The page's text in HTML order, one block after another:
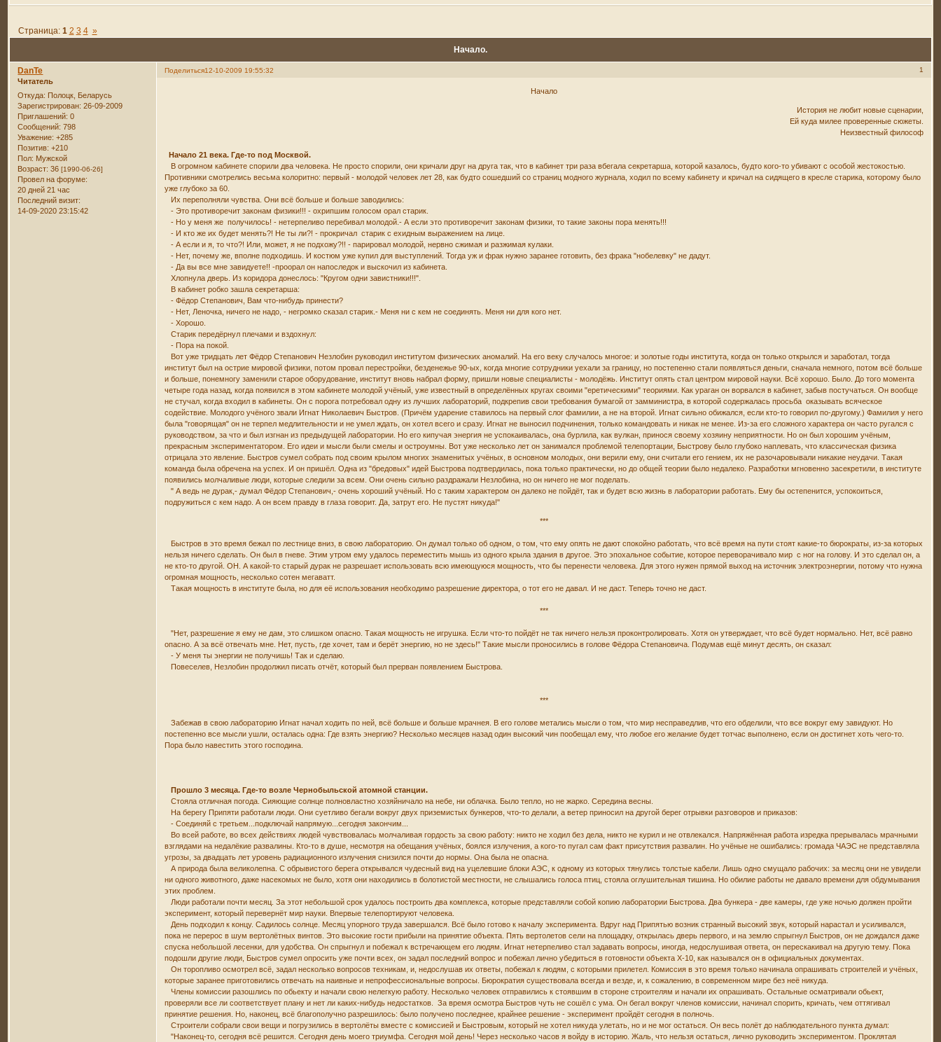
Начало.
Страница: 1 2 3 4 »
Поделиться 1
12-10-2009 19:55:32
DanTe
Читатель
Откуда: Полоцк, Беларусь
Зарегистрирован: 26-09-2009
Приглашений: 0
Сообщений: 798
Уважение: +285
Позитив: +210
Пол: Мужской
Возраст: 36[1990-06-26]
Провел на форуме:
20 дней 21 час
Последний визит:
14-09-2020 23:15:42
Начало
История не любит новые сценарии,
Ей куда милее проверенные сюжеты.
Неизвестный философ
Начало 21 века. Где-то под Москвой.
В огромном кабинете спорили два человека. Не просто спорили, они кричали друг на друга так, что в кабинет три раза вбегала секретарша, которой казалось, будто кого-то убивают с особой жестокостью.
Противники смотрелись весьма колоритно: первый - молодой человек лет 28, как будто сошедший со страниц модного журнала, ходил по всему кабинету и кричал на сидящего в кресле старика, которому было
уже глубоко за 60.
Их переполняли чувства. Они всё больше и больше заводились:
- Это противоречит законам физики!!! - охрипшим голосом орал старик.
- Но у меня же получилось! - нетерпеливо перебивал молодой.- А если это противоречит законам физики, то такие законы пора менять!!!
- И кто же их будет менять?! Не ты ли?! - прокричал старик с ехидным выражением на лице.
- А если и я, то что?! Или, может, я не подхожу?!! - парировал молодой, нервно сжимая и разжимая кулаки.
- Нет, почему же, вполне подходишь. И костюм уже купил для выступлений. Тогда уж и фрак нужно заранее готовить, без фрака "нобелевку" не дадут.
- Да вы все мне завидуете!! -проорал он напоследок и выскочил из кабинета.
Хлопнула дверь. Из коридора донеслось: "Кругом одни завистники!!!".
В кабинет робко зашла секретарша:
- Фёдор Степанович, Вам что-нибудь принести?
- Нет, Леночка, ничего не надо, - негромко сказал старик.- Меня ни с кем не соединять. Меня ни для кого нет.
- Хорошо.
Старик передёрнул плечами и вздохнул:
- Пора на покой.
Вот уже тридцать лет Фёдор Степанович Незлобин руководил институтом физических аномалий. На его веку случалось многое: и золотые годы института, когда он только открылся и заработал, тогда
институт был на острие мировой физики, потом провал перестройки, безденежье 90-ых, когда многие сотрудники уехали за границу, но постепенно стали появляться деньги, сначала немного, потом всё больше
и больше, понемногу заменили старое оборудование, институт вновь набрал форму, пришли новые специалисты - молодёжь. Институт опять стал центром мировой науки. Всё хорошо. Было. До того момента
четыре года назад, когда появился в этом кабинете молодой учёный, уже известный в определённых кругах своими "еретическими" теориями. Как ураган он ворвался в кабинет, забыв постучаться. Он вообще
не стучал, когда входил в кабинеты. Он с порога потребовал одну из лучших лабораторий, подкрепив свои требования бумагой от замминистра, в которой содержалась просьба оказывать всяческое
содействие. Молодого учёного звали Игнат Николаевич Быстров. (Причём ударение ставилось на первый слог фамилии, а не на второй. Игнат сильно обижался, если кто-то говорил по-другому.) Фамилия у него
была "говорящая" он не терпел медлительности и не умел ждать, он хотел всего и сразу. Игнат не выносил подчинения, только командовать и никак не менее. Из-за его сложного характера он часто ругался с
руководством, за что и был изгнан из предыдущей лаборатории. Но его кипучая энергия не успокаивалась, она бурлила, как вулкан, принося своему хозяину неприятности. Но он был хорошим учёным,
прекрасным экспериментатором. Его идеи и мысли были смелы и остроумны. Вот уже несколько лет он занимался проблемой телепортации, Быстрову было глубоко наплевать, что классическая физика
отрицала это явление. Быстров сумел собрать под своим крылом многих знаменитых учёных, в основном молодых, они верили ему, они считали его гением, их не разочаровывали никакие неудачи. Такая
команда была обречена на успех. И он пришёл. Одна из "бредовых" идей Быстрова подтвердилась, пока только практически, но до общей теории было недалеко. Разработки мгновенно засекретили, в институте
появились молчаливые люди, которые следили за всем. Они очень сильно раздражали Незлобина, но он ничего не мог поделать.
" А ведь не дурак,- думал Фёдор Степанович,- очень хороший учёный. Но с таким характером он далеко не пойдёт, так и будет всю жизнь в лаборатории работать. Ему бы остепенится, успокоиться,
подружиться с кем надо. А он всем правду в глаза говорит. Да, затрут его. Не пустят никуда!"
***
Быстров в это время бежал по лестнице вниз, в свою лабораторию. Он думал только об одном, о том, что ему опять не дают спокойно работать, что всё время на пути стоят какие-то бюрократы, из-за которых
нельзя ничего сделать. Он был в гневе. Этим утром ему удалось переместить мышь из одного крыла здания в другое. Это эпохальное событие, которое переворачивало мир с ног на голову. И это сделал он, а
не кто-то другой. ОН. А какой-то старый дурак не разрешает использовать всю имеющуюся мощность, что бы перенести человека. Для этого нужен прямой выход на источник электроэнергии, потому что нужна
огромная мощность, несколько сотен мегаватт.
Такая мощность в институте была, но для её использования необходимо разрешение директора, о тот его не давал. И не даст. Теперь точно не даст.
***
"Нет, разрешение я ему не дам, это слишком опасно. Такая мощность не игрушка. Если что-то пойдёт не так ничего нельзя проконтролировать. Хотя он утверждает, что всё будет нормально. Нет, всё равно
опасно. А за всё отвечать мне. Нет, пусть, где хочет, там и берёт энергию, но не здесь!" Такие мысли проносились в голове Фёдора Степановича. Подумав ещё минут десять, он сказал:
- У меня ты энергии не получишь! Так и сделаю.
Повеселев, Незлобин продолжил писать отчёт, который был прерван появлением Быстрова.
***
Забежав в свою лабораторию Игнат начал ходить по ней, всё больше и больше мрачнея. В его голове метались мысли о том, что мир несправедлив, что его обделили, что все вокруг ему завидуют. Но
постепенно все мысли ушли, осталась одна: Где взять энергию? Несколько месяцев назад один высокий чин пообещал ему, что любое его желание будет тотчас выполнено, если он достигнет хоть чего-то.
Пора было навестить этого господина.
Прошло 3 месяца. Где-то возле Чернобыльской атомной станции.
Стояла отличная погода. Сияющие солнце полновластно хозяйничало на небе, ни облачка. Было тепло, но не жарко. Середина весны.
На берегу Припяти работали люди. Они суетливо бегали вокруг двух приземистых бункеров, что-то делали, а ветер приносил на другой берег отрывки разговоров и приказов:
- Соединяй с третьем...подключай напрямую...сегодня закончим...
Во всей работе, во всех действиях людей чувствовалась молчаливая гордость за свою работу: никто не ходил без дела, никто не курил и не отвлекался. Напряжённая работа изредка прерывалась мрачными
взглядами на недалёкие развалины. Кто-то в душе, несмотря на обещания учёных, боялся излучения, а кого-то пугал сам факт присутствия развалин. Но учёные не ошибались: громада ЧАЭС не представляла
угрозы, за двадцать лет уровень радиационного излучения снизился почти до нормы. Она была не опасна.
А природа была великолепна. С обрывистого берега открывался чудесный вид на уцелевшие блоки АЭС, к одному из которых тянулись толстые кабели. Лишь одно смущало рабочих: за месяц они не увидели
ни одного животного, даже насекомых не было, хотя они находились в болотистой местности, не слышались голоса птиц, стояла оглушительная тишина. Но обилие работы не давало времени для обдумывания
этих проблем.
Люди работали почти месяц. За этот небольшой срок удалось построить два комплекса, которые представляли собой копию лаборатории Быстрова. Два бункера - две камеры, где уже ночью должен пройти
эксперимент, который перевернёт мир науки. Впервые телепортируют человека.
День подходил к концу. Садилось солнце. Месяц упорного труда завершался. Всё было готово к началу эксперимента. Вдруг над Припятью возник странный высокий звук, который нарастал и усиливался,
пока не перерос в шум вертолётных винтов. Это высокие гости прибыли на принятие объекта. Пять вертолетов сели на площадку, открылась дверь первого, и на землю спрыгнул Быстров, он не дождался даже
спуска небольшой лесенки, для удобства. Он спрыгнул и побежал к встречающем его людям. Игнат нетерпеливо стал задавать вопросы, иногда, недослушивая ответа, он перескакивал на другую тему. Пока
подошли другие люди, Быстров сумел опросить уже почти всех, он задал последний вопрос и побежал лично убедиться в готовности объекта X-10, как назывался он в официальных документах.
Он торопливо осмотрел всё, задал несколько вопросов техникам, и, недослушав их ответы, побежал к людям, с которыми прилетел. Комиссия в это время только начинала опрашивать строителей и учёных,
которые заранее приготовились отвечать на наивные и непрофессиональные вопросы. Бюрократия существовала всегда и везде, и, к сожалению, в современном мире без неё никуда.
Члены комиссии разошлись по обьекту и начали свою нелегкую работу. Несколько человек отправились к стоявшим в стороне строителям и начали их опрашивать. Остальные осматривали обьект,
проверяли все ли соответствует плану и нет ли каких-нибудь недостатков. За время осмотра Быстров чуть не сошёл с ума. Он бегал вокруг членов комиссии, начинал спорить, кричать, чем оттягивал
принятие решения. Но, наконец, всё благополучно разрешилось: было получено последнее, крайнее решение - эксперимент пройдёт сегодня в полночь.
Строители собрали свои вещи и погрузились в вертолёты вместе с комиссией и Быстровым, который не хотел никуда улетать, но и не мог остаться. Он весь полёт до наблюдательного пункта думал:
"Наконец-то, сегодня всё решится. Сегодня день моего триумфа. Сегодня мой день! Через несколько часов я войду в историю. Жаль, что нельзя остаться, лично руководить экспериментом. Проклятая